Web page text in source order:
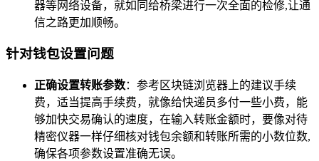
器等网络设备，就如同给桥梁进行一次全面的检修,让通
信之路更加顺畅。
针对钱包设置问题
正确设置转账参数：参考区块链浏览器上的建议手续
费，适当提高手续费，就像给快递员多付一些小费，能
够加快交易确认的速度，在输入转账金额时，要像对待
精密仪器一样仔细核对钱包余额和转账所需的小数位数,
确保各项参数设置准确无误。